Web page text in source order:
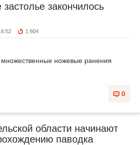
застолье закончилось
1 804
множественные ножевые ранения
0
области начинают
паводка